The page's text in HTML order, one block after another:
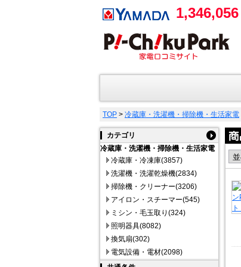
1,346,056
TOP > 冷蔵庫・洗濯機・掃除機・生活家電
カテゴリ
冷蔵庫・洗濯機・掃除機・生活家電
冷蔵庫・冷凍庫(3857)
洗濯機・洗濯乾燥機(2834)
掃除機・クリーナー(3206)
アイロン・スチーマー(545)
ミシン・毛玉取り(324)
照明器具(8082)
換気扇(302)
電気設備・電材(2098)